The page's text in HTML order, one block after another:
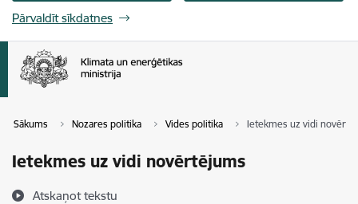
Pārvaldīt sīkdatnes
Sākums Nozares politika Vides politika Ietekmes uz vidi
Ietekmes uz vidi novērtējums
Atskaņot tekstu